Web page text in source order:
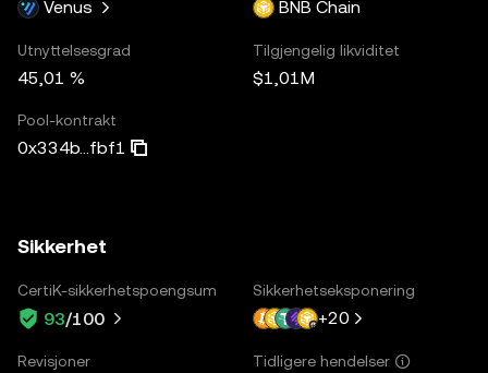
Venus BNB Chain
Utnyttelsesgrad
45,01 %
Tilgjengelig likviditet
$1,01M
Pool-kontrakt
0x334b...fbf1
Sikkerhet
CertiK-sikkerhetspoengsum
93/100
Sikkerhetseksponering
+20
Revisjoner Tidligere hendelser